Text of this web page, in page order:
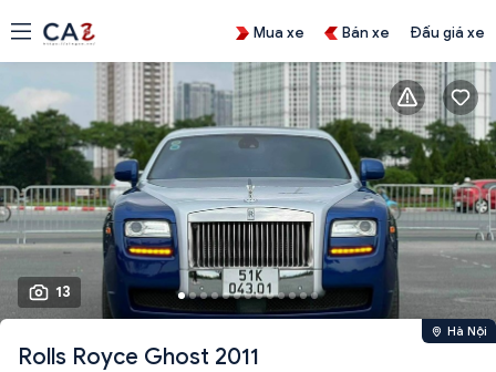
Mua xe Bán xe Đấu giá xe
13
Hà Nội
Rolls Royce Ghost 2011